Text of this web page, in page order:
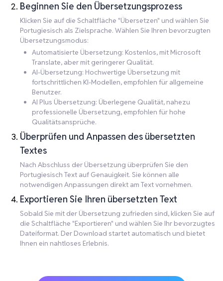
Beginnen Sie den Übersetzungsprozess
Klicken Sie auf die Schaltfläche "Übersetzen" und wählen Sie
Portugiesisch als Zielsprache. Wählen Sie Ihren bevorzugten
Übersetzungsmodus:
Automatisierte Übersetzung: Kostenlos, mit Microsoft
Translate, aber mit geringerer Qualität.
AI-Übersetzung: Hochwertige Übersetzung mit
fortschrittlichen KI-Modellen, empfohlen für allgemeine
Benutzer.
AI Plus Übersetzung: Überlegene Qualität, nahezu
professionelle Übersetzung, empfohlen für hohe
Qualitätsansprüche.
Überprüfen und Anpassen des übersetzten
Textes
Nach Abschluss der Übersetzung überprüfen Sie den
Portugiesisch Text auf Genauigkeit. Sie können alle
notwendigen Anpassungen direkt am Text vornehmen.
Exportieren Sie Ihren übersetzten Text
Sobald Sie mit der Übersetzung zufrieden sind, klicken Sie auf
die Schaltfläche "Exportieren" und wählen Sie Ihr bevorzugtes
Dateiformat. Der Download startet automatisch und bietet
Ihnen ein nahtloses Erlebnis.